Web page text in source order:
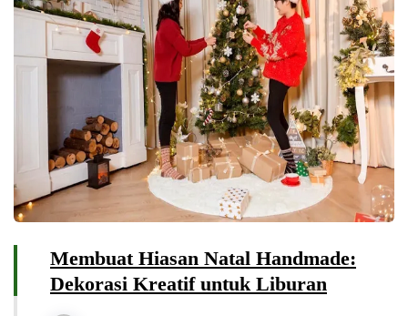
Membuat Hiasan Natal Handmade:
Dekorasi Kreatif untuk Liburan